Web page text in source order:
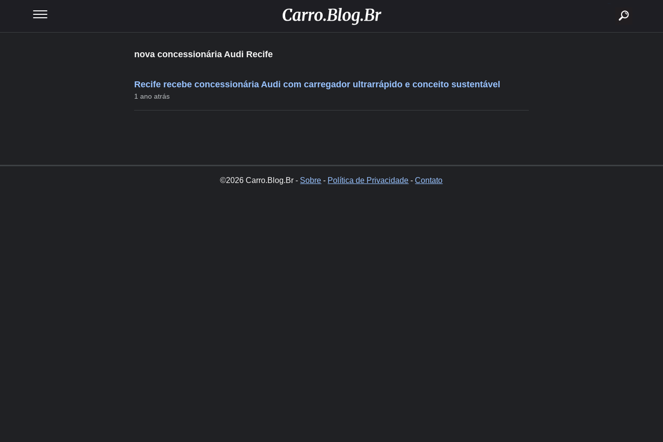
nova concessionária Audi Recife
Recife recebe concessionária Audi com carregador ultrarrápido e conceito sustentável
1 ano atrás
©2026 Carro.Blog.Br - Sobre - Política de Privacidade -Contato